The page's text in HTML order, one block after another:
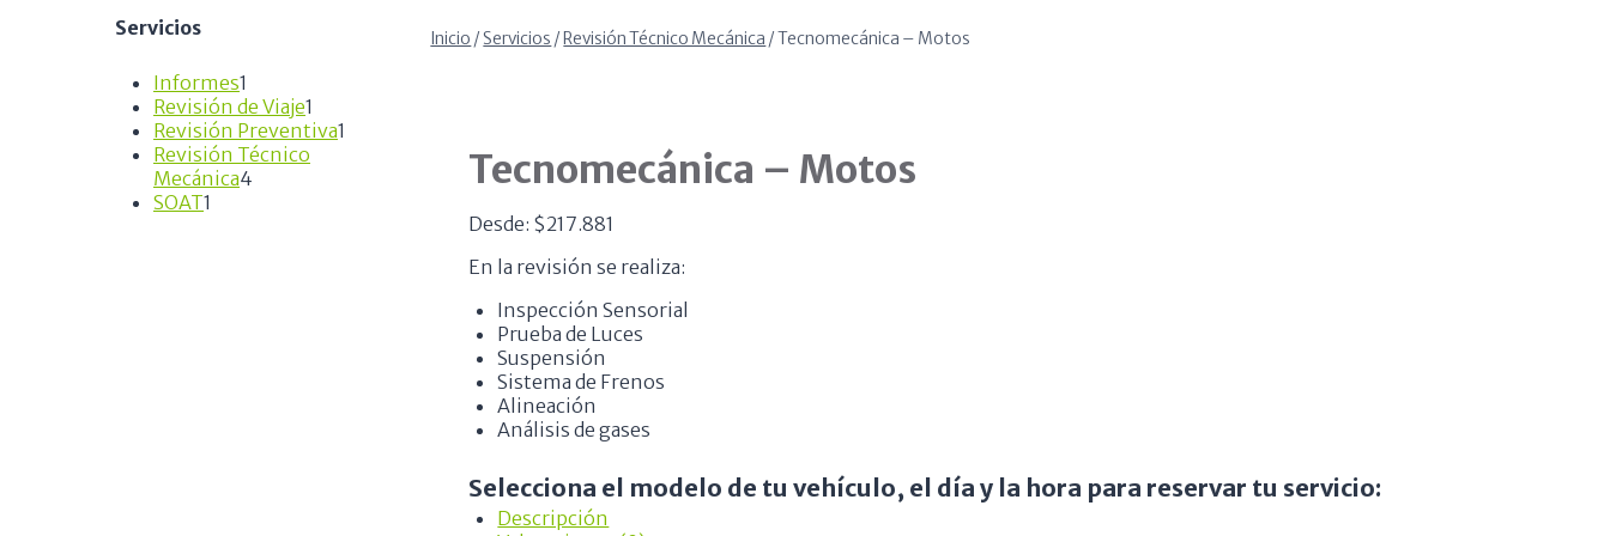
Inicio /Servicios /Revisión Técnico Mecánica /Tecnomecánica – Motos
Tecnomecánica – Motos
Desde: $217.881
En la revisión se realiza:
Inspección Sensorial
Prueba de Luces
Suspensión
Sistema de Frenos
Alineación
Análisis de gases
Selecciona el modelo de tu vehículo, el día y la hora para reservar tu servicio:
Descripción
Servicios
Informes1
producto
Revisión de Viaje1
producto
Revisión Preventiva1
Revisión Técnico
Mecánica4
SOAT1